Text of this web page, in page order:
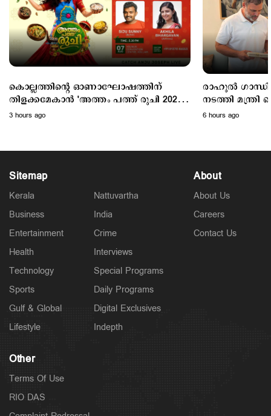
Politics
പ്രധാനമന്ത്രിയുടെ വിദേശയാത്രകൾക്ക് 2021 മുതൽ
ചെലവായത് 557 കോടി രൂപ; കണക്കുകൾ
രാജ്യസഭയിൽ
9 hours ago
സാമൂഹികക്ഷേമ പെൻഷൻ ഇനി ബാങ്ക്
അക്കൗണ്ടിലേക്ക്; സഹകരണ ബാങ്കുകളെ ഒഴിവാക്കി
കൊല്ലത്തിന്റെ ഓണാഘോഷത്തിന്
തിളക്കമേകാൻ 'അത്തം പത്ത് രുചി 2026';
ഇന്നെത്തും
3 hours ago
രാഹുൽ
നടത്തി മന്ത്രി കെ.എ തുളസി;
ഓണക്കോടിയും
6 hours ago
Sitemap
Kerala
Business
Entertainment
Health
Technology
Sports
Gulf & Global
Lifestyle
Nattuvartha
India
Crime
Interviews
Special Programs
Daily Programs
Digital Exclusives
Indepth
About
About Us
Careers
Contact Us
Other
Terms Of Use
RIO DAS